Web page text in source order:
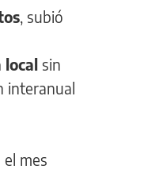
, subió
local sin
interanual
mes